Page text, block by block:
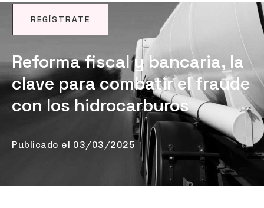
REGÍSTRATE
NOTICIAS
Reforma fiscal y bancaria, la
clave para combatir el fraude
con los hidrocarburos
Publicado el 03/03/2025